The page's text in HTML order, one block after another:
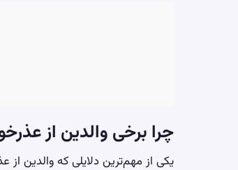
چرا برخی والدین از
یکی از مهم‌ترین دلایلی که والدین